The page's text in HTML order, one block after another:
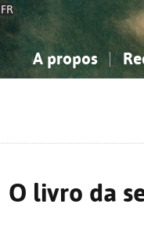
FR
A propos
O livro da